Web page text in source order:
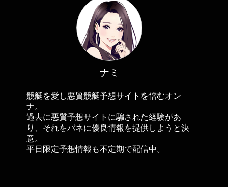
ナミ
競艇を愛し悪質競艇予想サイトを憎むオン
ナ。
過去に悪質予想サイトに騙された経験があ
り、それをバネに優良情報を提供しようと決
意。
平日限定予想情報も不定期で配信中。